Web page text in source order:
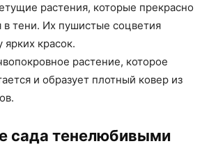
растения, которые прекрасно
в тени. Их пушистые соцветия
ярких красок.
растение, которое
и образует плотный ковер из
сада тенелюбивыми